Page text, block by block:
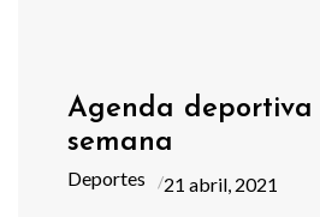
Agenda
semana
Deportes 21 abril, 2021